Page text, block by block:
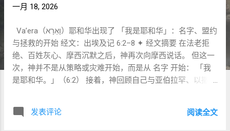
一月 18, 2026
Va’era（וָאֵרָא）耶和华出现了 「我是耶和华」：名字、盟约
与拯救的开始 经文：出埃及记 6:2–8 ✦ 经文摘要 在法老拒
绝、百姓灰心、摩西沉默之后，神再次向摩西说话。 但这一
次，神并不是从策略或灾难开始，而是从 名字 开始： 「我
是耶和华。」（6:2） 接着，神回顾自己与亚伯拉罕、以撒、
的神 灾难尚未开始， 但拯救在语言中已经启动。 ✦ 主题：
发表评论 阅读全文